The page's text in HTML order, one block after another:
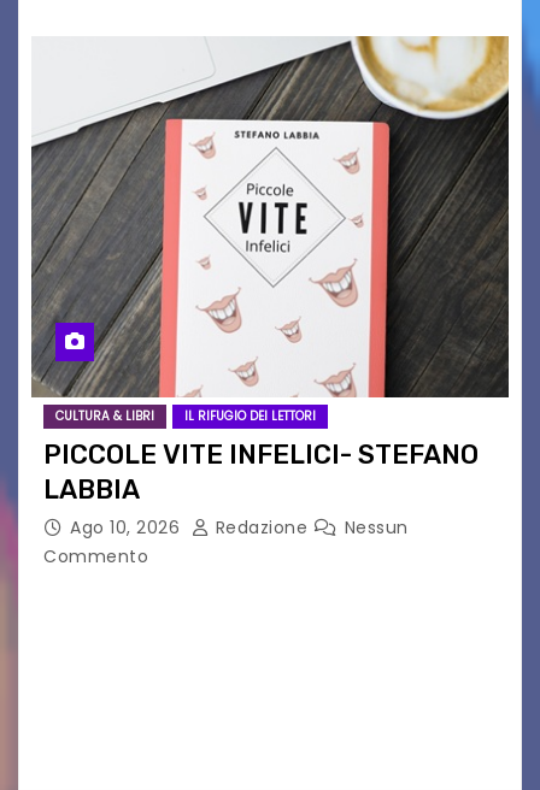
CULTURA & LIBRI IL RIFUGIO DEI LETTORI
PICCOLE VITE INFELICI- STEFANO
LABBIA
Ago 10, 2026 Redazione
Nessun
Commento